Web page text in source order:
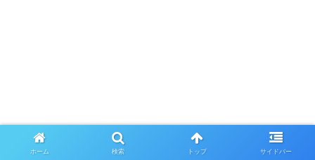
ホーム 検索 トップ サイドバー